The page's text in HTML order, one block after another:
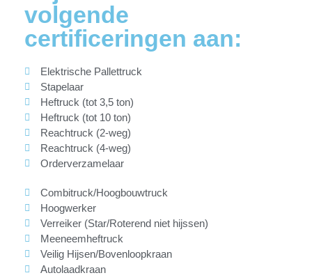
volgende
certificeringen aan:
Elektrische Pallettruck
Stapelaar
Heftruck (tot 3,5 ton)
Heftruck (tot 10 ton)
Reachtruck (2-weg)
Reachtruck (4-weg)
Orderverzamelaar
Combitruck/Hoogbouwtruck
Hoogwerker
Verreiker (Star/Roterend niet hijssen)
Meeneemheftruck
Veilig Hijsen/Bovenloopkraan
Autolaadkraan